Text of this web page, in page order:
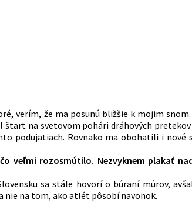
verím, že ma posunú bližšie k mojim
na svetovom pohári dráhových pretekov
podujatiach. Rovnako ma obohatili i
veľmi rozosmútilo. Nezvyknem plakať
sa stále hovorí o búraní múrov,
nie na tom, ako atlét pôsobí navonok.